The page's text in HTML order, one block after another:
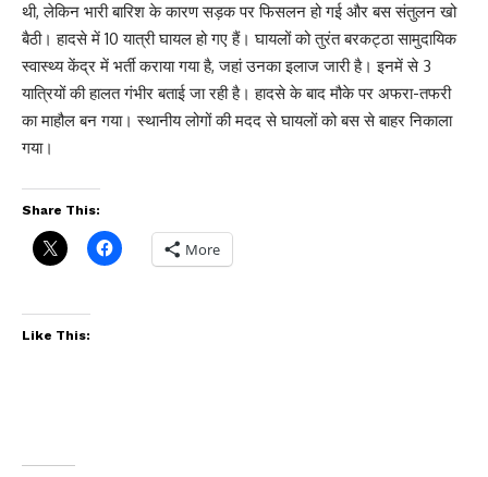
थी, लेकिन भारी बारिश के कारण सड़क पर फिसलन हो गई और बस संतुलन खो
बैठी। हादसे में 10 यात्री घायल हो गए हैं। घायलों को तुरंत बरकट्ठा सामुदायिक
स्वास्थ्य केंद्र में भर्ती कराया गया है, जहां उनका इलाज जारी है। इनमें से 3
यात्रियों की हालत गंभीर बताई जा रही है। हादसे के बाद मौके पर अफरा-तफरी
का माहौल बन गया। स्थानीय लोगों की मदद से घायलों को बस से बाहर निकाला
गया।
Share This:
More
Like This: